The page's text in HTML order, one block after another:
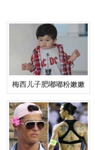
梅西儿子肥嘟嘟粉嫩嫩